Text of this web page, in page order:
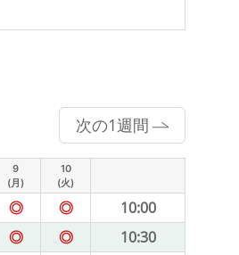
次の1週間
9
(月)
10
(火)
◎ ◎
10:00
◎ ◎
10:30